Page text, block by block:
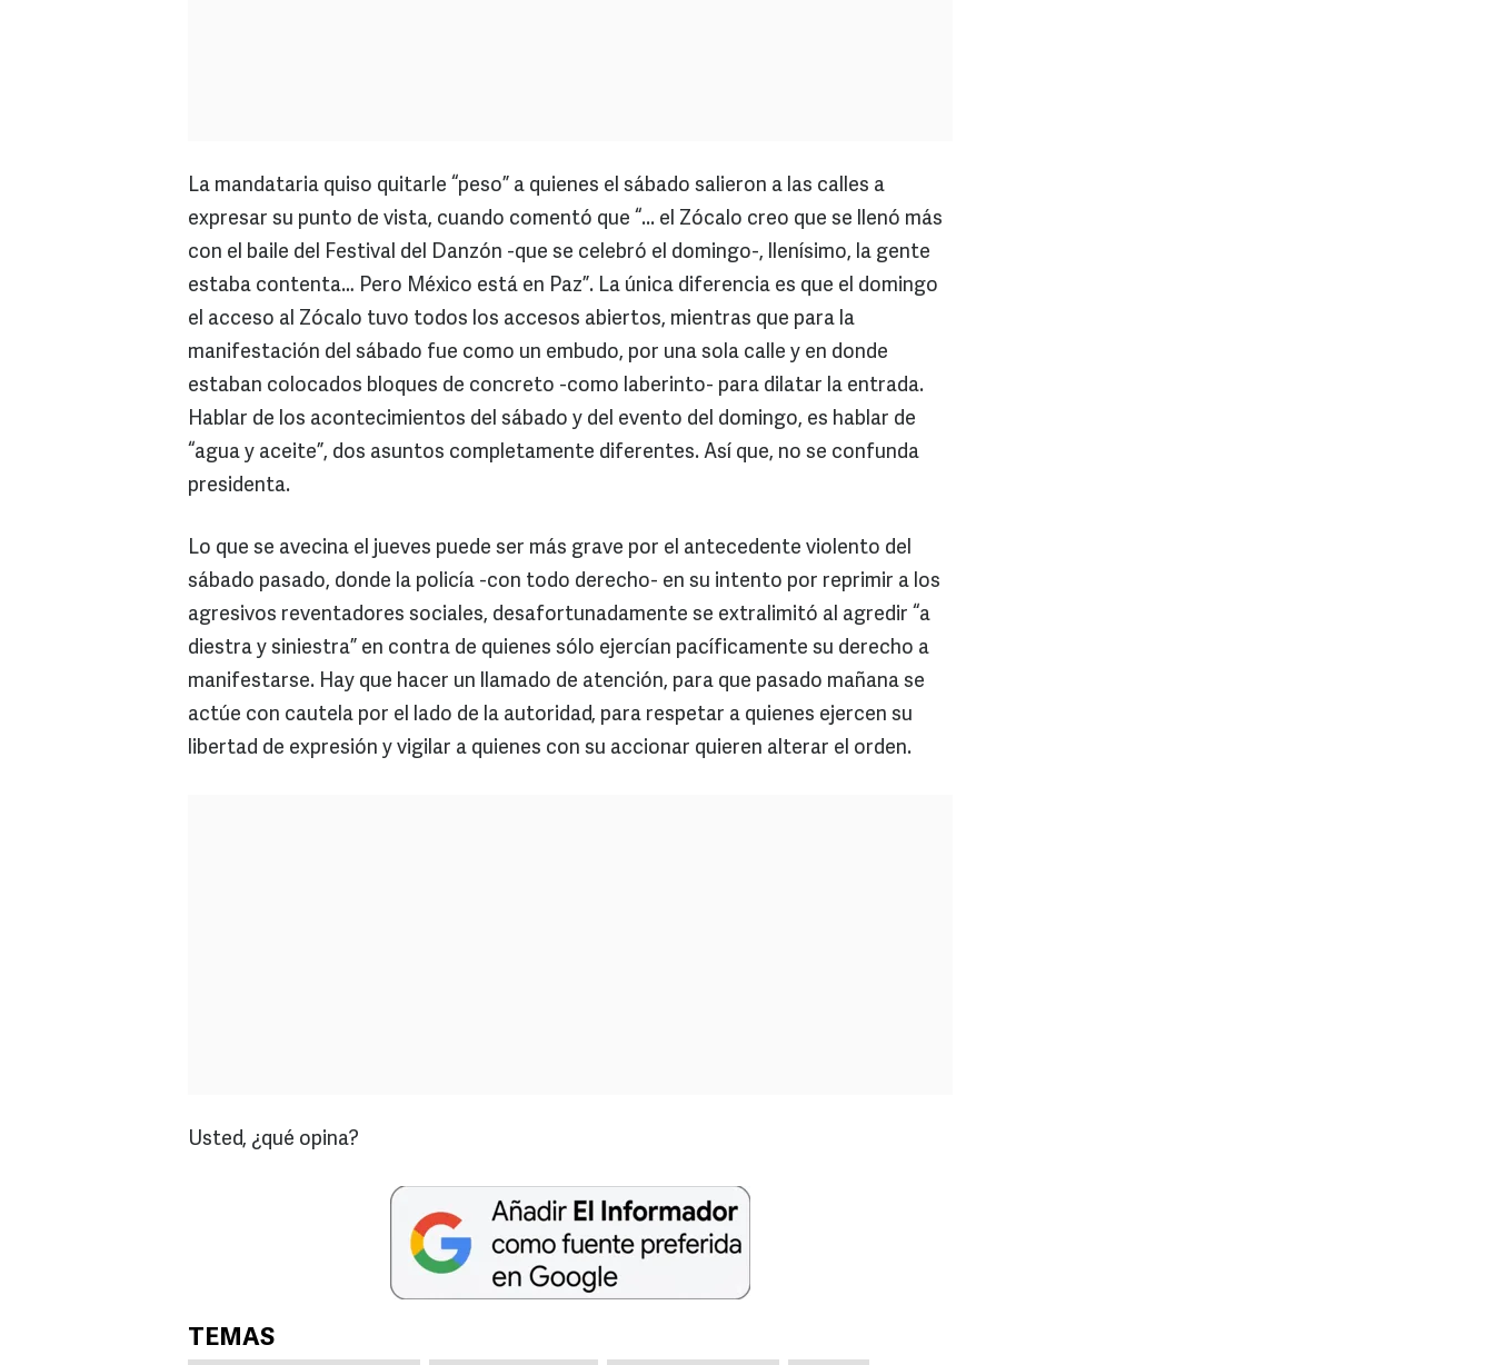
La mandataria quiso quitarle “peso” a quienes el sábado salieron a las calles a
expresar su punto de vista, cuando comentó que “... el Zócalo creo que se llenó más
con el baile del Festival del Danzón -que se celebró el domingo-, llenísimo, la gente
estaba contenta… Pero México está en Paz”. La única diferencia es que el domingo
el acceso al Zócalo tuvo todos los accesos abiertos, mientras que para la
manifestación del sábado fue como un embudo, por una sola calle y en donde
estaban colocados bloques de concreto -como laberinto- para dilatar la entrada.
Hablar de los acontecimientos del sábado y del evento del domingo, es hablar de
“agua y aceite”, dos asuntos completamente diferentes. Así que, no se confunda
presidenta.
Lo que se avecina el jueves puede ser más grave por el antecedente violento del
sábado pasado, donde la policía -con todo derecho- en su intento por reprimir a los
agresivos reventadores sociales, desafortunadamente se extralimitó al agredir “a
diestra y siniestra” en contra de quienes sólo ejercían pacíficamente su derecho a
manifestarse. Hay que hacer un llamado de atención, para que pasado mañana se
actúe con cautela por el lado de la autoridad, para respetar a quienes ejercen su
libertad de expresión y vigilar a quienes con su accionar quieren alterar el orden.
Usted, ¿qué opina?
TEMAS